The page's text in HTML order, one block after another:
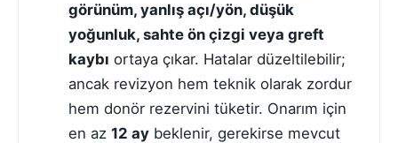
görünüm, yanlış açı/yön, düşük
yoğunluk, sahte ön çizgi veya greft
kaybı ortaya çıkar. Hatalar düzeltilebilir;
ancak revizyon hem teknik olarak zordur
hem donör rezervini tüketir. Onarım için
en az 12 ay beklenir, gerekirse mevcut